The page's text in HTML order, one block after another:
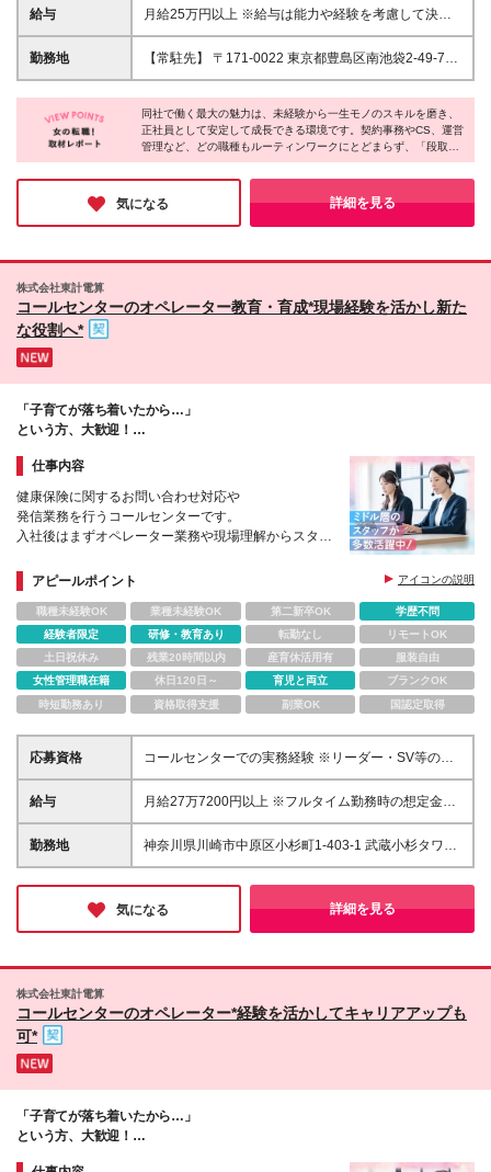
ル（Word・Excel） ・電話でのコミュニケーションに
慣れている方 ・落ち着いた環境で働きたい方 ・正社
員として安定したキャリアを築きたい方 ・人と話す
給与
月給25万円以上 ※給与は能力や経験を考慮して決定
いたします。
勤務地
【常駐先】 〒171-0022 東京都豊島区南池袋2-49-7
池袋パークビル3F (変更の範囲)上記を除く当社関連勤
務地
同社で働く最大の魅力は、未経験から一生モノのスキルを磨き、
正社員として安定して成長できる環境です。契約事務やCS、運営
管理など、どの職種もルーティンワークにとどまらず、「段取り
力」や「専門知識」が自然と身についていきます。
また、どの現場もチーム体制で手厚い研修やOJTがあるため、独
り立ちまで孤独を感じることはありません。「未経験からでも一
歩踏み出し、長く活躍したい」という方に最適な職場です。
気になる 詳細を見る
株式会社東計電算
コールセンターのオペレーター教育・育成*現場経験を活かし新た
な役割へ*
「子育てが落ち着いたから…」
という方、大歓迎！
仕事内容
健康保険に関するお問い合わせ対応や
発信業務を行うコールセンターです。
入社後はまずオペレーター業務や現場理解からスター
徐々にスタッフのフォローや教育など、
管理業務にも携わっていただきます。
アピールポイント アイコンの説明
職種未経験OK 業種未経験OK 第二新卒OK
学歴不問
経験者限定
研修・教育あり 転勤なし
リモートOK
土日祝休み
残業20時間以内 産育休活用有
服装自由
女性管理職在籍
休日120日～ 育児と両立
ブランクOK
時短勤務あり
資格取得支援 副業OK 国認定取得
応募資格
コールセンターでの実務経験 ※リーダー・SV等の管
理業務経験をお持ちの方は歓迎します。
給与
月給27万7200円以上 ※フルタイム勤務時の想定金額
※スタート時の給与については、面接時にご案内いた
します。
勤務地
神奈川県川崎市中原区小杉町1-403-1 武蔵小杉タワー
プレイス5階
気になる 詳細を見る
株式会社東計電算
コールセンターのオペレーター*経験を活かしてキャリアアップも
可*
「子育てが落ち着いたから…」
という方、大歓迎！